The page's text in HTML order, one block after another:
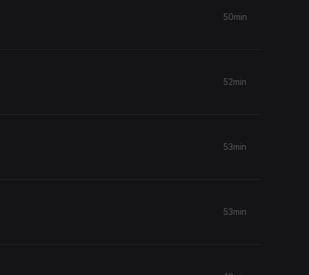
50min
52min
53min
53min